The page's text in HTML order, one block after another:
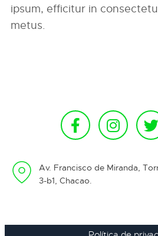
ipsum, efficitur in
metus.
Av. Francisco de Miranda,
3-b1, Chacao.